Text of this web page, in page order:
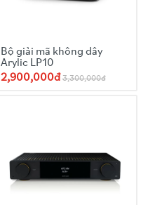
Bộ giải mã không dây
Arylic LP10
2,900,000đ 3,300,000đ